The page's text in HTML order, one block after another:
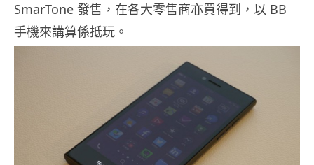
SmarTone 發售，在各大零售商亦買得到，以 BB
手機來講算係抵玩。